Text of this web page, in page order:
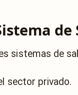
sistemas de
sector privado.